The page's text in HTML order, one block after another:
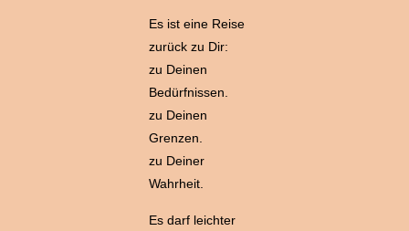
Es ist eine Reise
zurück zu Dir:
zu Deinen
Bedürfnissen.
zu Deinen
Grenzen.
zu Deiner
Wahrheit.
Es darf leichter